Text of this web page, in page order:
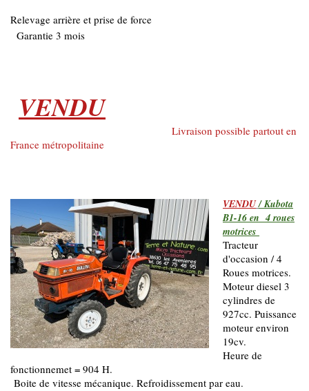
Relevage arrière et prise de force
Garantie 3 mois
VENDU
Livraison possible partout en
France métropolitaine
VENDU / Kubota
B1-16 en 4 roues
motrices
Tracteur
d'occasion / 4
Roues motrices.
Moteur diesel 3
cylindres de
927cc. Puissance
moteur environ
19cv.
Heure de
fonctionnemet = 904 H.
Boite de vitesse mécanique. Refroidissement par eau.